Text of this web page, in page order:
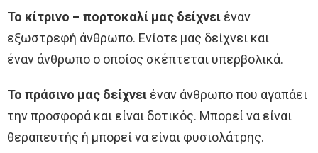
Το κίτρινο – πορτοκαλί μας δείχνει έναν
εξωστρεφή άνθρωπο. Ενίοτε μας δείχνει και
έναν άνθρωπο ο οποίος σκέπτεται υπερβολικά.
Το πράσινο μας δείχνει έναν άνθρωπο που αγαπάει
την προσφορά και είναι δοτικός. Μπορεί να είναι
θεραπευτής ή μπορεί να είναι φυσιολάτρης.